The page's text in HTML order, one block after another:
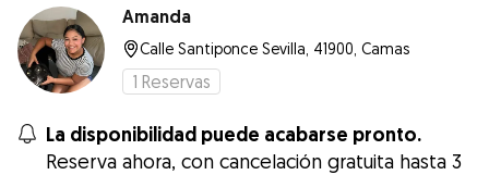
Amanda
Calle Santiponce Sevilla, 41900, Camas
1 Reservas
La disponibilidad puede acabarse pronto.
Reserva ahora, con cancelación gratuita hasta 3